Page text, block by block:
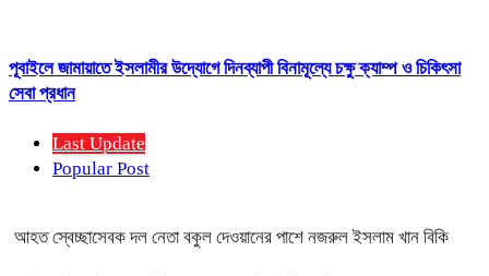
পূবাইলে জামায়াতে ইসলামীর উদ্যোগে দিনব্যাপী বিনামূল্যে চক্ষু ক্যাম্প ও চিকিৎসা
সেবা প্রধান
Last Update
Popular Post
আহত স্বেচ্ছাসেবক দল নেতা বকুল দেওয়ানের পাশে নজরুল ইসলাম খান বিকি